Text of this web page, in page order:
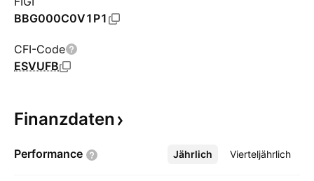
BBG000C0V1P1
CFI-Code
ESVUFB
Finanzdaten
Performance Jährlich Vierteljährlich
Mehr